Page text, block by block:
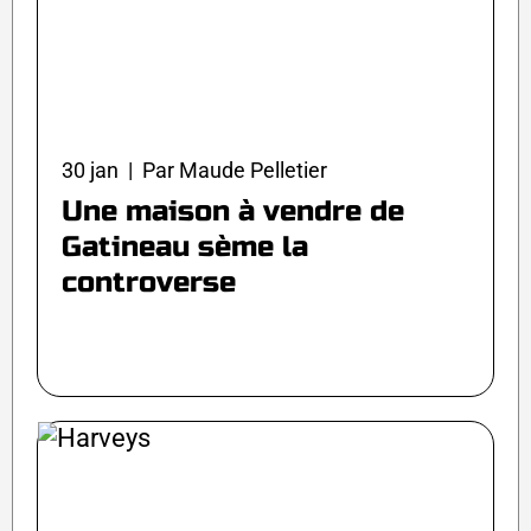
30 jan | Par Maude Pelletier
Une maison à vendre de
Gatineau sème la
controverse